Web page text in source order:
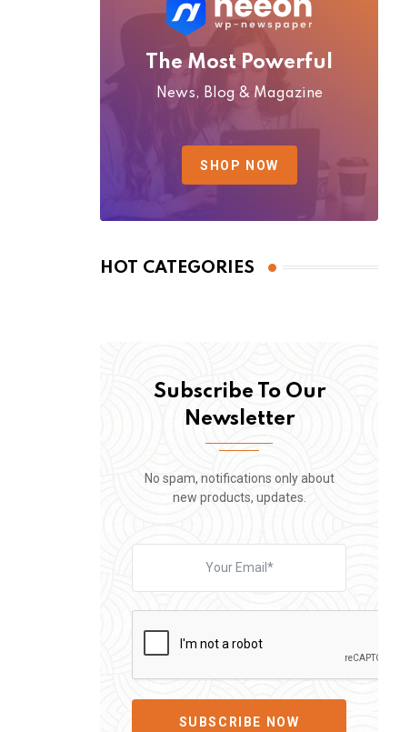
The Most Powerful
News, Blog & Magazine
SHOP NOW
HOT CATEGORIES
Subscribe To Our
Newsletter
No spam, notifications only about
new products, updates.
SUBSCRIBE NOW